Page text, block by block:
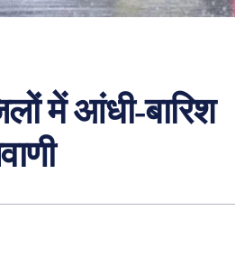
में आंधी-बारिश